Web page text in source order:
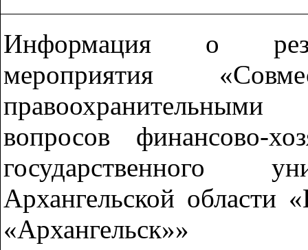
Информация о
мероприятия
вопросов финансово-
государственного
Архангельской области
«Архангельск»»